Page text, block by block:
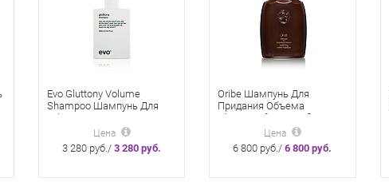
Evo Gluttony Volume
Shampoo Шампунь Для
Объема 300 Мл
Цена
3 280 руб./3 280 руб.
Oribe Шампунь Для
Придания Объема
Shampoo for Magnificent
Volume 250 ml
Цена
6 800 руб./6 800 руб.